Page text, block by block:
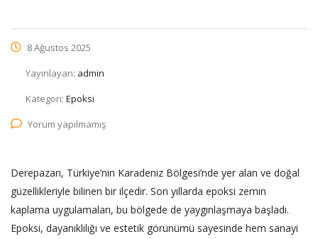
8 Ağustos 2025
Yayınlayan: admin
Kategori: Epoksi
Yorum yapılmamış
Derepazarı, Türkiye’nin Karadeniz Bölgesi’nde yer alan ve doğal
güzellikleriyle bilinen bir ilçedir. Son yıllarda epoksi zemin
kaplama uygulamaları, bu bölgede de yaygınlaşmaya başladı.
Epoksi, dayanıklılığı ve estetik görünümü sayesinde hem sanayi